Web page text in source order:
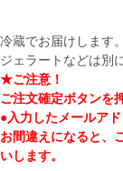
冷蔵でお届けします。
ジェラートなどは別
★ご注意！
ご注文確定ボタンを
●入力したメールア
お間違えになると、
いします。